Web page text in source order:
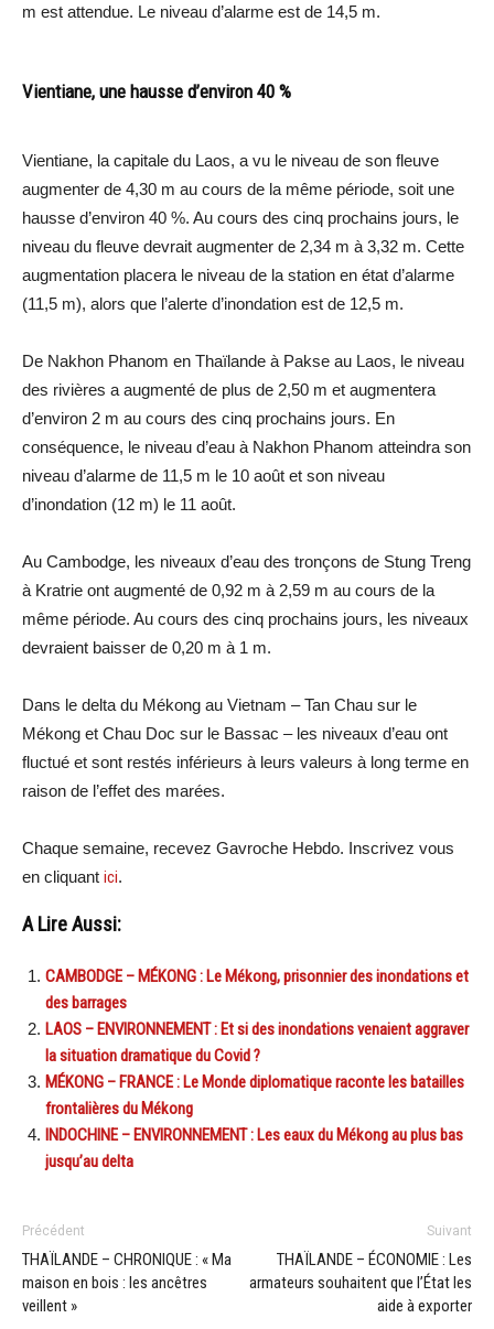
m est attendue. Le niveau d’alarme est de 14,5 m.
Vientiane, une hausse d’environ 40 %
Vientiane, la capitale du Laos, a vu le niveau de son fleuve
augmenter de 4,30 m au cours de la même période, soit une
hausse d’environ 40 %. Au cours des cinq prochains jours, le
niveau du fleuve devrait augmenter de 2,34 m à 3,32 m. Cette
augmentation placera le niveau de la station en état d’alarme
(11,5 m), alors que l’alerte d’inondation est de 12,5 m.
De Nakhon Phanom en Thaïlande à Pakse au Laos, le niveau
des rivières a augmenté de plus de 2,50 m et augmentera
d’environ 2 m au cours des cinq prochains jours. En
conséquence, le niveau d’eau à Nakhon Phanom atteindra son
niveau d’alarme de 11,5 m le 10 août et son niveau
d’inondation (12 m) le 11 août.
Au Cambodge, les niveaux d’eau des tronçons de Stung Treng
à Kratrie ont augmenté de 0,92 m à 2,59 m au cours de la
même période. Au cours des cinq prochains jours, les niveaux
devraient baisser de 0,20 m à 1 m.
Dans le delta du Mékong au Vietnam – Tan Chau sur le
Mékong et Chau Doc sur le Bassac – les niveaux d’eau ont
fluctué et sont restés inférieurs à leurs valeurs à long terme en
raison de l’effet des marées.
Chaque semaine, recevez Gavroche Hebdo. Inscrivez vous
en cliquant ici.
A Lire Aussi:
CAMBODGE – MÉKONG : Le Mékong, prisonnier des inondations et
des barrages
LAOS – ENVIRONNEMENT : Et si des inondations venaient aggraver
la situation dramatique du Covid ?
MÉKONG – FRANCE : Le Monde diplomatique raconte les batailles
frontalières du Mékong
INDOCHINE – ENVIRONNEMENT : Les eaux du Mékong au plus bas
jusqu’au delta
Précédent
THAÏLANDE – CHRONIQUE : « Ma
maison en bois : les ancêtres
veillent »
Suivant
THAÏLANDE – ÉCONOMIE : Les
armateurs souhaitent que l’État les
aide à exporter